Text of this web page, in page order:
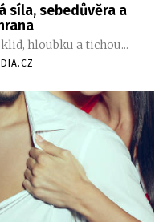
síla, sebedůvěra a
hloubku a tichou...